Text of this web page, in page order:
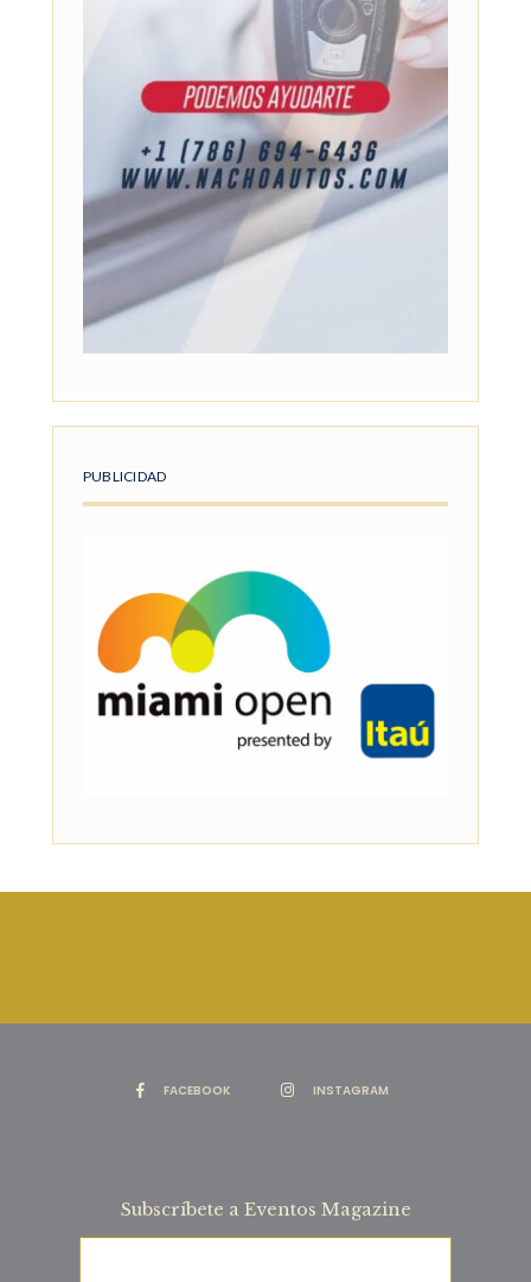
PUBLICIDAD
FACEBOOK INSTAGRAM
Subscríbete a Eventos Magazine